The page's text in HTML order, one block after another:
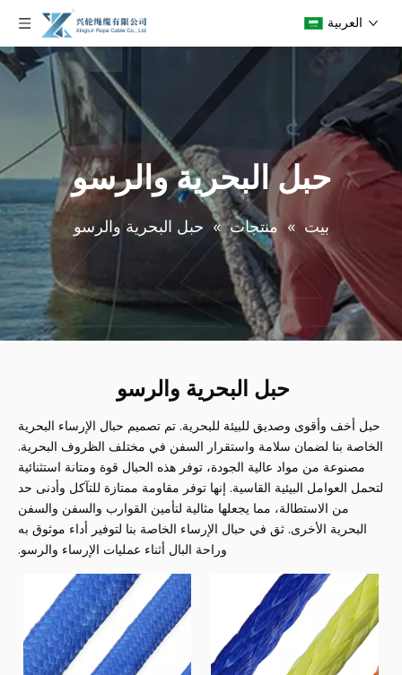
العربية
حبل البحرية والرسو
بيت » منتجات » حبل البحرية والرسو
حبل البحرية والرسو
حبل أخف وأقوى وصديق للبيئة للبحرية. تم تصميم حبال الإرساء البحرية
الخاصة بنا لضمان سلامة واستقرار السفن في مختلف الظروف البحرية.
مصنوعة من مواد عالية الجودة، توفر هذه الحبال قوة ومتانة استثنائية
لتحمل العوامل البيئية القاسية. إنها توفر مقاومة ممتازة للتآكل وأدنى حد
من الاستطالة، مما يجعلها مثالية لتأمين القوارب والسفن والسفن
البحرية الأخرى. ثق في حبال الإرساء الخاصة بنا لتوفير أداء موثوق به
وراحة البال أثناء عمليات الإرساء والرسو.